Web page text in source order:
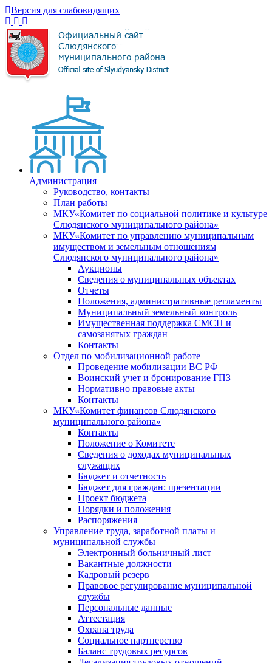
Версия для слабовидящих
Администрация
Руководство, контакты
План работы
МКУ«Комитет по социальной политике и культуре
Слюдянского муниципального района»
МКУ«Комитет по управлению муниципальным
имуществом и земельным отношениям
Слюдянского муниципального района»
Аукционы
Сведения о муниципальных объектах
Отчеты
Положения, административные регламенты
Муниципальный земельный контроль
Имущественная поддержка СМСП и
самозанятых граждан
Контакты
Отдел по мобилизационной работе
Проведение мобилизации ВС РФ
Воинский учет и бронирование ГПЗ
Нормативно правовые акты
Контакты
МКУ«Комитет финансов Слюдянского
муниципального района»
Контакты
Положение о Комитете
Сведения о доходах муниципальных
служащих
Бюджет и отчетность
Бюджет для граждан: презентации
Проект бюджета
Порядки и положения
Распоряжения
Управление труда, заработной платы и
муниципальной службы
Электронный больничный лист
Вакантные должности
Кадровый резерв
Правовое регулирование муниципальной
службы
Персональные данные
Аттестация
Охрана труда
Социальное партнерство
Баланс трудовых ресурсов